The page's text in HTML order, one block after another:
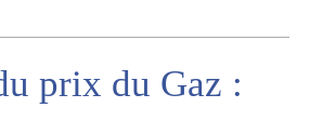
prix du Gaz :